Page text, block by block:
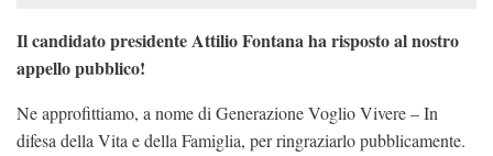
Il candidato presidente Attilio Fontana ha risposto al nostro
appello pubblico!
Ne approfittiamo, a nome di Generazione Voglio Vivere – In
difesa della Vita e della Famiglia, per ringraziarlo pubblicamente.